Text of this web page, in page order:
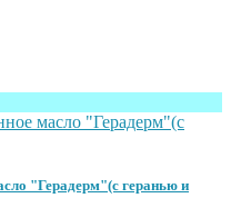
"Герадерм"(с геранью и